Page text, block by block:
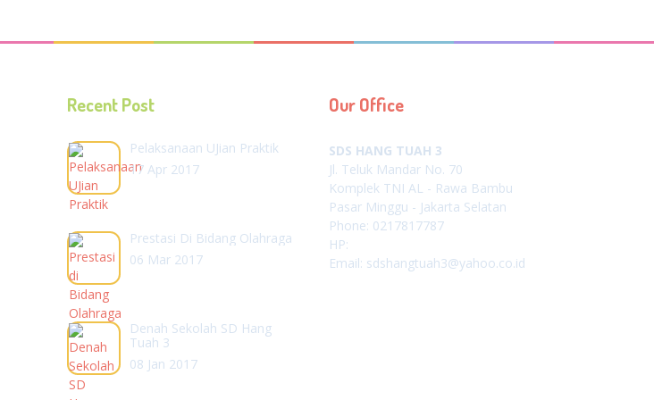
Recent Post
Pelaksanaan UJian Praktik
17 Apr 2017
Prestasi Di Bidang Olahraga
06 Mar 2017
Denah Sekolah SD Hang
Tuah 3
08 Jan 2017
Our Office
SDS HANG TUAH 3
Jl. Teluk Mandar No. 70
Komplek TNI AL - Rawa Bambu
Pasar Minggu - Jakarta Selatan
Phone: 0217817787
HP:
Email: sdshangtuah3@yahoo.co.id